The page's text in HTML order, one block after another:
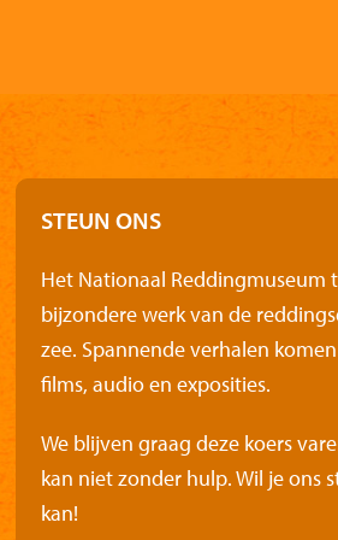
STEUN ONS
Het Nationaal Reddingmuseum
bijzondere werk van de
zee. Spannende verhalen
films, audio en exposities.
We blijven graag deze koers
kan niet zonder hulp. Wil je ons
kan!